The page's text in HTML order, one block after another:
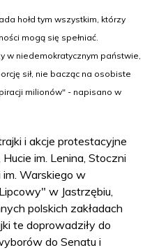
hołd tym wszystkim, którzy
mogą się spełniać.
w niedemokratycznym państwie,
sił, nie bacząc na osobiste
milionów" - napisano w
i akcje protestacyjne
im. Lenina, Stoczni
im. Warskiego w
w Jastrzębiu,
polskich zakładach
te doprowadziły do
do Senatu i